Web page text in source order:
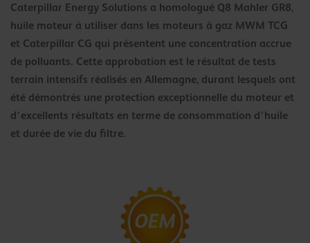
Caterpillar Energy Solutions a homologué Q8 Mahler GR8,
huile moteur à utiliser dans les moteurs à gaz MWM TCG
et Caterpillar CG qui présentent une concentration accrue
de polluants. Cette approbation est le résultat de tests
terrain intensifs réalisés en Allemagne, durant lesquels ont
été démontrés une protection exceptionnelle du moteur et
d’excellents résultats en terme de consommation d’huile
et durée de vie du filtre.